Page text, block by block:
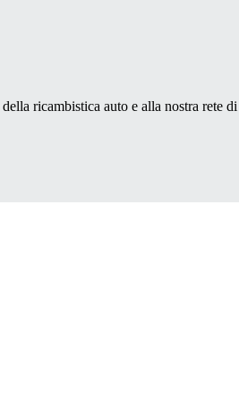
ricambistica auto e alla nostra rete di